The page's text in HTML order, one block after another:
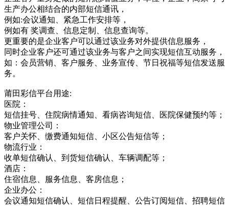
生产办公相结合的内部短信通讯，
例如:会议通知、紧急工作安排等，
例如有 奖调查、信息定制、信息查询等。
更重要的是企业客户可以通过该业务对外提供信息服务，
同时企业客户还可通过该业务与客户之间实现短信互动服务，
如：会员营销、客户服务、业务宣传、节日祝福等短信发送服
务。
莆田彩信平台用途:
医院：
短信挂号、住院病情通知、看病咨询短信、医院保健预约等；
物业管理公司：
客户关怀、缴费通知短信、小区公告短信等；
物流行业：
收单短信确认、到货短信确认、车辆调配等；
酒店：
住宿信息、服务信息、客房信息；
企业办公：
会议通知短信确认、短信日程提醒、公告订阅短信、招聘短信